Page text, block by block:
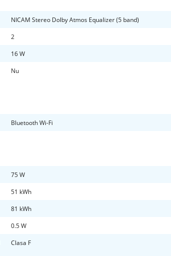
NICAM Stereo Dolby Atmos Equalizer (5 band)
2
16 W
Nu
Bluetooth Wi-Fi
75 W
51 kWh
81 kWh
0.5 W
Clasa F